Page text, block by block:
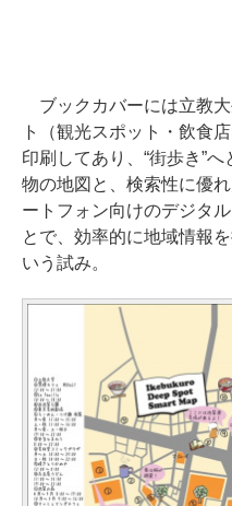
ブックカバーには立教
ト（観光スポット・飲食
印刷してあり、“街歩き”
物の地図と、検索性に優
ートフォン向けのデジタ
とで、効率的に地域情報
いう試み。